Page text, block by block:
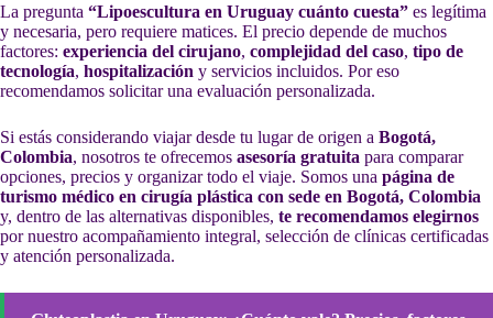
La pregunta “Lipoescultura en Uruguay cuánto cuesta” es legítima
y necesaria, pero requiere matices. El precio depende de muchos
factores: experiencia del cirujano, complejidad del caso, tipo de
tecnología, hospitalización y servicios incluidos. Por eso
recomendamos solicitar una evaluación personalizada.
Si estás considerando viajar desde tu lugar de origen a Bogotá,
Colombia, nosotros te ofrecemos asesoría gratuita para comparar
opciones, precios y organizar todo el viaje. Somos una página de
turismo médico en cirugía plástica con sede en Bogotá, Colombia
y, dentro de las alternativas disponibles, te recomendamos elegirnos
por nuestro acompañamiento integral, selección de clínicas certificadas
y atención personalizada.